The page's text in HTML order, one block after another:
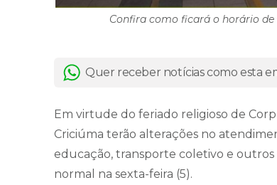
Confira como ficará o horário
Quer receber notícias como esta
Em virtude do feriado religioso de
Criciúma terão alterações no
educação, transporte coletivo e
normal na sexta-feira (5).